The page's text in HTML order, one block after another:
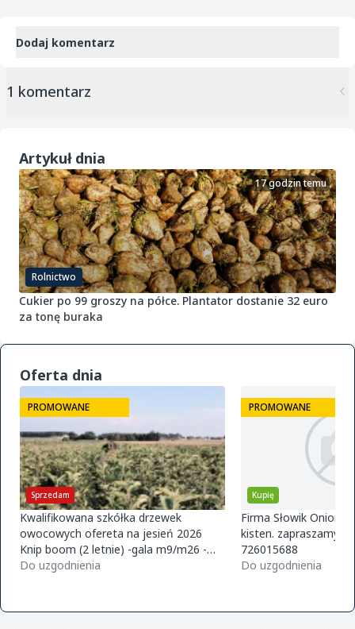
Dodaj komentarz
1 komentarz
Artykuł dnia
Rolnictwo
17 godzin temu
Cukier po 99 groszy na półce. Plantator dostanie 32 euro
za tonę buraka
Oferta dnia
Sprzedam
PROMOWANE
Kwalifikowana szkółka drzewek
owocowych ofereta na jesień 2026
Knip boom (2 letnie) -gala m9/m26 -
golden m9 -jeronimo m9/m26 -mutsu
Do uzgodnienia
Kupię
PROMOWANE
Firma Słowik Onions
kisten. zapraszamy
726015688
Do uzgodnienia